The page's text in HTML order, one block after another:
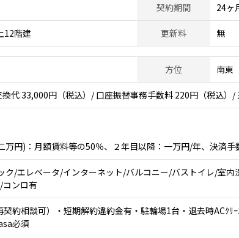
契約期間 24ヶ
12階建 更新料 無
方位 南東
代 33,000円（税込）/ 口座振替事務手数料 220円（税込）/
万円)：月額賃料等の50％、２年目以降：一万円/年、決済手
ク/エレベータ/インターネット/バルコニー/バストイレ/室
コンロ有
約相談可）・短期解約違約金有・駐輪場1台・退去時ACｸﾘ
必須